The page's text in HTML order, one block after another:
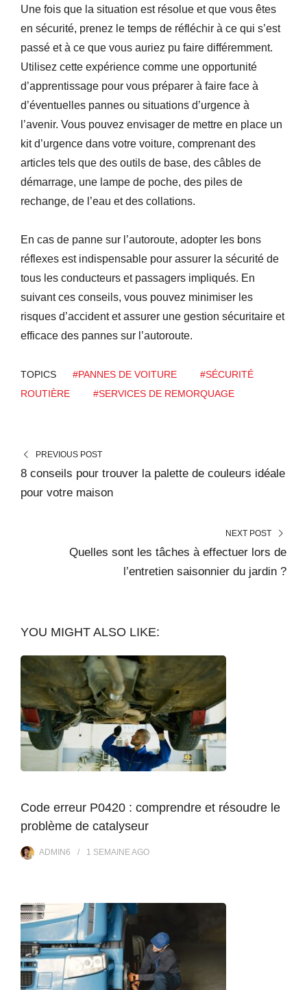
Une fois que la situation est résolue et que vous êtes
en sécurité, prenez le temps de réfléchir à ce qui s’est
passé et à ce que vous auriez pu faire différemment.
Utilisez cette expérience comme une opportunité
d’apprentissage pour vous préparer à faire face à
d’éventuelles pannes ou situations d’urgence à
l’avenir. Vous pouvez envisager de mettre en place un
kit d’urgence dans votre voiture, comprenant des
articles tels que des outils de base, des câbles de
démarrage, une lampe de poche, des piles de
rechange, de l’eau et des collations.
En cas de panne sur l’autoroute, adopter les bons
réflexes est indispensable pour assurer la sécurité de
tous les conducteurs et passagers impliqués. En
suivant ces conseils, vous pouvez minimiser les
risques d’accident et assurer une gestion sécuritaire et
efficace des pannes sur l’autoroute.
TOPICS #PANNES DE VOITURE
#SÉCURITÉ
ROUTIÈRE
#SERVICES DE REMORQUAGE
PREVIOUS POST
8 conseils pour trouver la palette de couleurs idéale
pour votre maison
NEXT POST
Quelles sont les tâches à effectuer lors de
l’entretien saisonnier du jardin ?
YOU MIGHT ALSO LIKE:
Code erreur P0420 : comprendre et résoudre le
problème de catalyseur
ADMIN6 1 SEMAINEAGO